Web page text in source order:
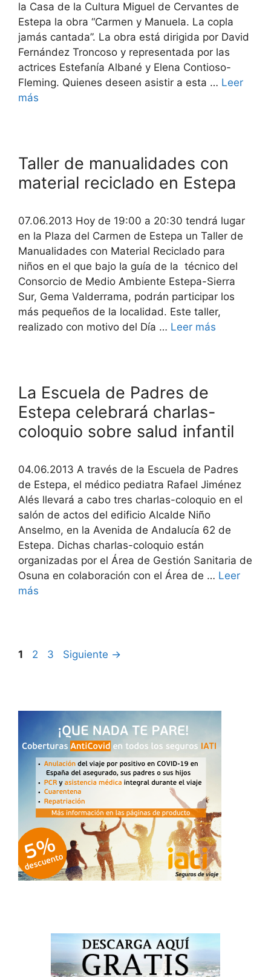
la Casa de la Cultura Miguel de Cervantes de
Estepa la obra “Carmen y Manuela. La copla
jamás cantada”. La obra está dirigida por David
Fernández Troncoso y representada por las
actrices Estefanía Albané y Elena Contioso-
Fleming. Quienes deseen asistir a esta … Leer
más
Taller de manualidades con
material reciclado en Estepa
07.06.2013 Hoy de 19:00 a 20:30 tendrá lugar
en la Plaza del Carmen de Estepa un Taller de
Manualidades con Material Reciclado para
niños en el que bajo la guía de la técnico del
Consorcio de Medio Ambiente Estepa-Sierra
Sur, Gema Valderrama, podrán participar los
más pequeños de la localidad. Este taller,
realizado con motivo del Día … Leer más
La Escuela de Padres de
Estepa celebrará charlas-
coloquio sobre salud infantil
04.06.2013 A través de la Escuela de Padres
de Estepa, el médico pediatra Rafael Jiménez
Alés llevará a cabo tres charlas-coloquio en el
salón de actos del edificio Alcalde Niño
Anselmo, en la Avenida de Andalucía 62 de
Estepa. Dichas charlas-coloquio están
organizadas por el Área de Gestión Sanitaria de
Osuna en colaboración con el Área de … Leer
más
Página
1 Página
2 Página
3 Siguiente →